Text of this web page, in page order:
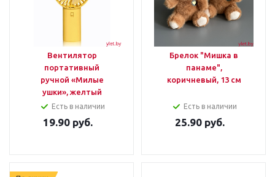
Вентилятор
портативный
ручной «Милые
ушки», желтый
Есть в наличии
19.90руб.
Брелок "Мишка в
панаме",
коричневый, 13 см
Есть в наличии
25.90руб.